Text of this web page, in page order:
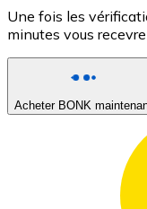
Une fois les
minutes vous
Acheter BONK